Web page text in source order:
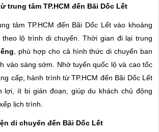
trung tâm TP.HCM đến Bãi Dốc Lết
tâm TP.HCM đến Bãi Dốc Lết vào khoảng
theo lộ trình di chuyển. Thời gian đi lại trung
, phù hợp cho cả hình thức di chuyển ban
vào sáng sớm. Nhờ tuyến quốc lộ và cao tốc
cấp, hành trình từ TP.HCM đến Bãi Dốc Lết
lợi, ít bị gián đoạn, giúp du khách chủ động
lịch trình.
di chuyển đến Bãi Dốc Lết